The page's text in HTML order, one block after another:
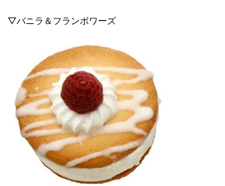
▽バニラ＆フランボワーズ